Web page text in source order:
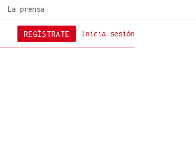
La prensa
Inicia sesión
REGÍSTRATE